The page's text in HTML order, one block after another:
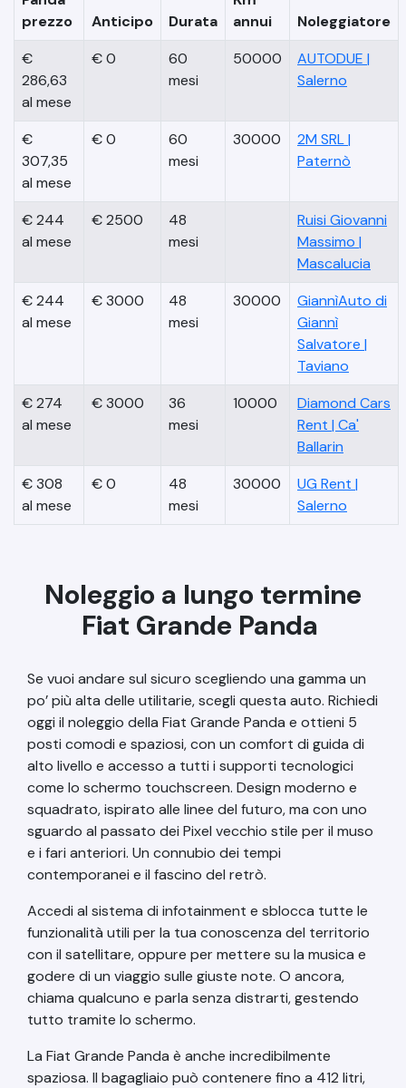
prezzo
Anticipo Durata
annui
Noleggiatore
€
286,63
al mese
€0
60
mesi
50000 AUTODUE |
Salerno
€
307,35
al mese
€0
60
mesi
30000 2M SRL|
Paternò
€244
al mese
€2500
48
mesi
Ruisi Giovanni
Massimo |
Mascalucia
€244
al mese
€3000
48
mesi
30000
GiannìAuto di
Giannì
Salvatore |
Taviano
€274
al mese
€3000
36
mesi
10000
Diamond Cars
Rent | Ca'
Ballarin
€308
al mese
€0
48
mesi
30000 UG Rent |
Salerno
Noleggio a lungo termine
Fiat Grande Panda
Se vuoi andare sul sicuro scegliendo una gamma un
po’ più alta delle utilitarie, scegli questa auto. Richiedi
oggi il noleggio della Fiat Grande Panda e ottieni 5
posti comodi e spaziosi, con un comfort di guida di
alto livello e accesso a tutti i supporti tecnologici
come lo schermo touchscreen. Design moderno e
squadrato, ispirato alle linee del futuro, ma con uno
sguardo al passato dei Pixel vecchio stile per il muso
e i fari anteriori. Un connubio dei tempi
contemporanei e il fascino del retrò.
Accedi al sistema di infotainment e sblocca tutte le
funzionalità utili per la tua conoscenza del territorio
con il satellitare, oppure per mettere su la musica e
godere di un viaggio sulle giuste note. O ancora,
chiama qualcuno e parla senza distrarti, gestendo
tutto tramite lo schermo.
La Fiat Grande Panda è anche incredibilmente
spaziosa. Il bagagliaio può contenere fino a 412 litri,